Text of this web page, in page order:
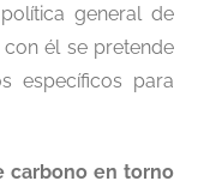
general de
él se pretende
específicos para
carbono en torno